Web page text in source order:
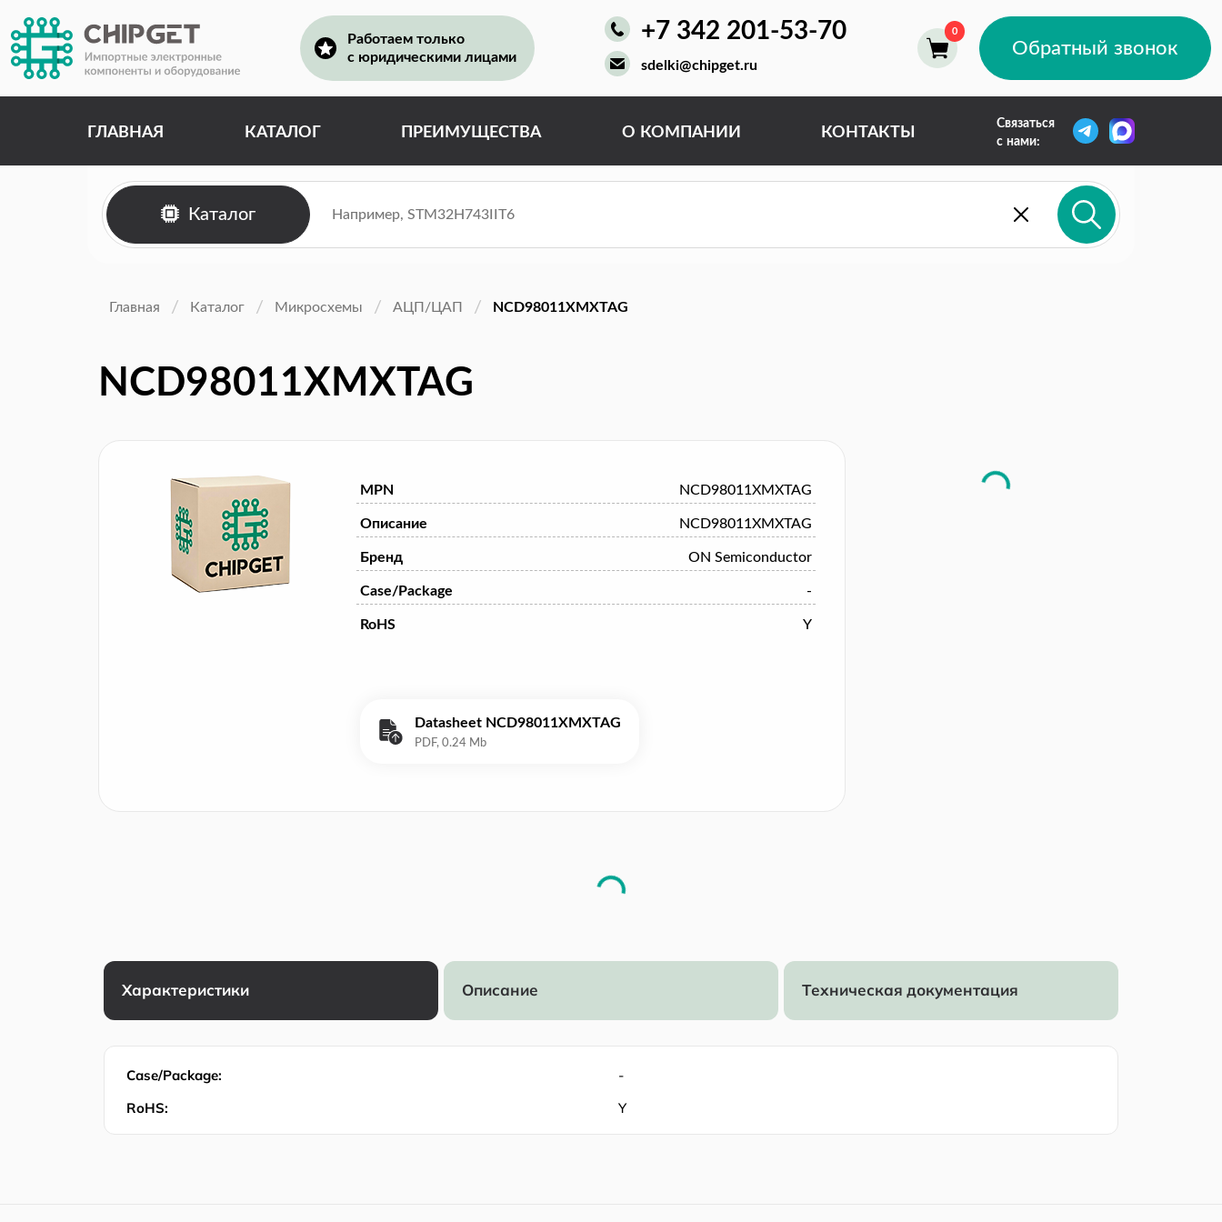
Работаем только
с юридическими лицами
+7 342 201-53-70
sdelki@chipget.ru
Обратный звонок
ГЛАВНАЯ КАТАЛОГ ПРЕИМУЩЕСТВА О КОМПАНИИ КОНТАКТЫ
Связаться
с нами:
Каталог
Главная Каталог Микросхемы АЦП/ЦАП NCD98011XMXTAG
NCD98011XMXTAG
MPN NCD98011XMXTAG
Описание NCD98011XMXTAG
Бренд ON Semiconductor
Case/Package -
RoHS Y
Datasheet NCD98011XMXTAG
Характеристики Описание Техническая документация
Case/Package:
-
RoHS:
Y